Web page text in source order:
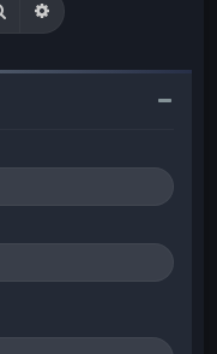
RechercherRecherche avancée